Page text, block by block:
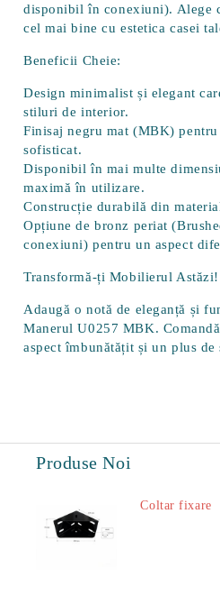
disponibil în conexiuni). Alege
cel mai bine cu estetica casei
Beneficii Cheie:
Design minimalist și elegant
stiluri de interior.
Finisaj negru mat (MBK) pentru
sofisticat.
Disponibil în mai multe
maximă în utilizare.
Construcție durabilă din
Opțiune de bronz periat
conexiuni) pentru un aspect
Transformă-ți Mobilierul Astăzi!
Adaugă o notă de eleganță și
Manerul U0257 MBK.
aspect îmbunătățit și un plus
Produse Noi
Coltar fixare